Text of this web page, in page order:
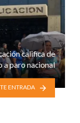
califica de
a paro nacional
ENTRADA